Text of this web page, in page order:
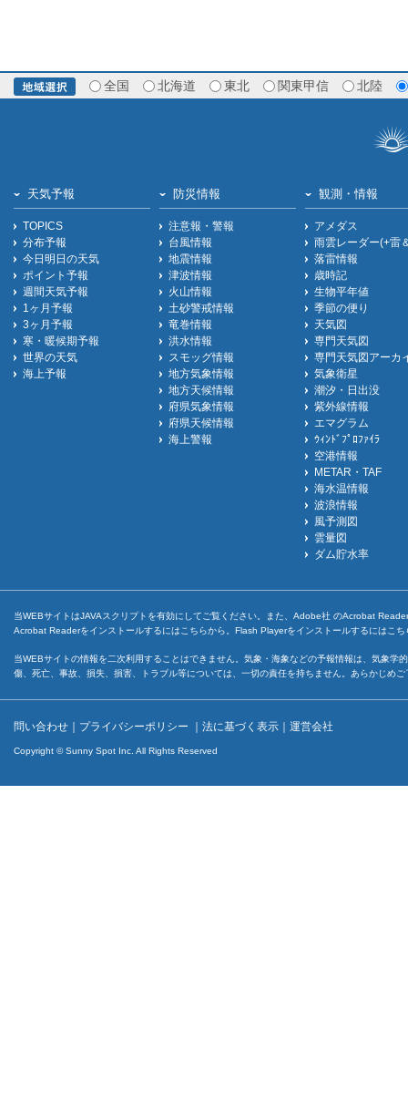
全国 北海道 東北 関東甲信 北陸
天気予報
TOPICS
分布予報
今日明日の天気
ポイント予報
週間天気予報
1ヶ月予報
3ヶ月予報
寒・暖候期予報
世界の天気
海上予報
防災情報
注意報・警報
台風情報
地震情報
津波情報
火山情報
土砂警戒情報
竜巻情報
洪水情報
スモッグ情報
地方気象情報
地方天候情報
府県気象情報
府県天候情報
海上警報
観測・情報
アメダス
雨雲レーダー(+雷
落雷情報
歳時記
生物平年値
季節の便り
天気図
専門天気図
専門天気図アーカ
気象衛星
潮汐・日出没
紫外線情報
エマグラム
ｳｨﾝﾄﾞﾌﾟﾛﾌｧｲﾗ
空港情報
METAR・TAF
海水温情報
波浪情報
風予測図
雲量図
ダム貯水率
当WEBサイトはJAVAスクリプトを有効にしてご覧ください。また、Adobe社 のAcrobat
Acrobat Readerをインストールするには こちらから。Flash Playerをインストールするには こち
当WEBサイトの情報を二次利用することはできません。気象・海象などの予報情報は、気象
傷、死亡、事故、損失、損害、トラブル等については、一切の責任を持ちません。あらかじめ
問い合わせ ｜ プライバシーポリシー ｜ 法に基づく表示 ｜ 運営会社
Copyright © Sunny Spot Inc. All Rights Reserved